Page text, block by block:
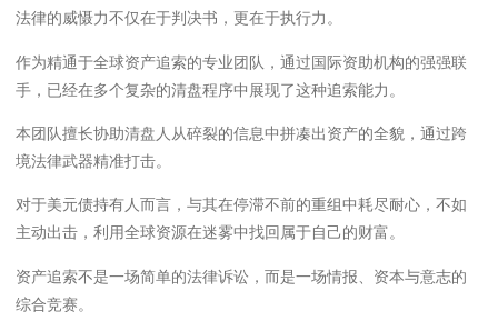
法律的威慑力不仅在于判决书，更在于执行力。
作为精通于全球资产追索的专业团队，通过国际资助机构的强强联
手，已经在多个复杂的清盘程序中展现了这种追索能力。
本团队擅长协助清盘人从碎裂的信息中拼凑出资产的全貌，通过跨
境法律武器精准打击。
对于美元债持有人而言，与其在停滞不前的重组中耗尽耐心，不如
主动出击，利用全球资源在迷雾中找回属于自己的财富。
资产追索不是一场简单的法律诉讼，而是一场情报、资本与意志的
综合竞赛。